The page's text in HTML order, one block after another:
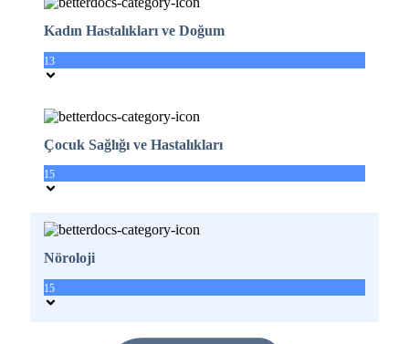
Kadın Hastalıkları ve Doğum
13
Çocuk Sağlığı ve Hastalıkları
15
Nöroloji
15